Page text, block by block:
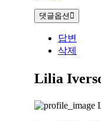
댓글옵션
답변
삭제
Lilia